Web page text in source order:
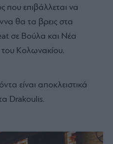
που επιβάλλεται να
θα τα βρεις στα
σε Βούλα και Νέα
Κολωνακίου.
είναι αποκλειστικά
Drakoulis.